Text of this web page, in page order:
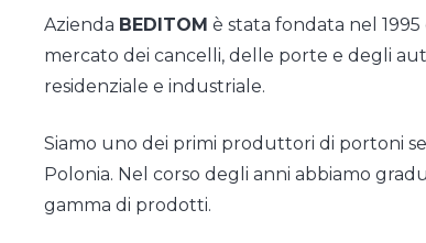
Azienda BEDITOM è stata fondata nel 1995
mercato dei cancelli, delle porte e degli
residenziale e industriale.
Siamo uno dei primi produttori di portoni
Polonia. Nel corso degli anni abbiamo
gamma di prodotti.